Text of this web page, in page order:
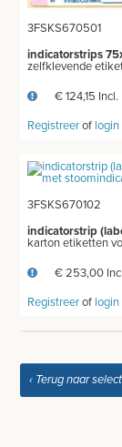
AUTOCLAAF
DIVERSEN
KLEIN MEUBILAIR
ANATOMISCHE
LED KRUIS
ONDERZOEKS-
3FSKS670501
indicatorstrips
zelfklevende
€ 124,15 Incl.
Registreerof login
3FSKS670102
indicatorstrip
karton etiketten
€ 253,00
Registreerof login
‹ Terug naar